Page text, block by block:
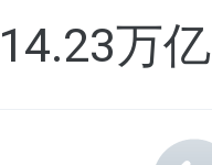
DEGO
Finance
14.23万亿